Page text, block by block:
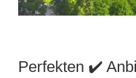
Perfekten ✔️